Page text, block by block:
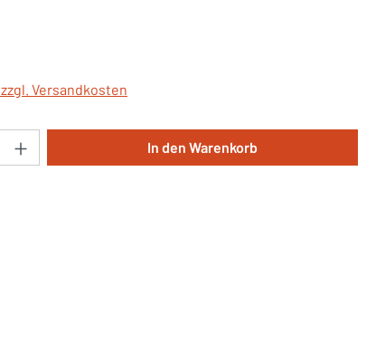
Versandkosten
Gib den gewünschten Wert ein
In den Warenkorb